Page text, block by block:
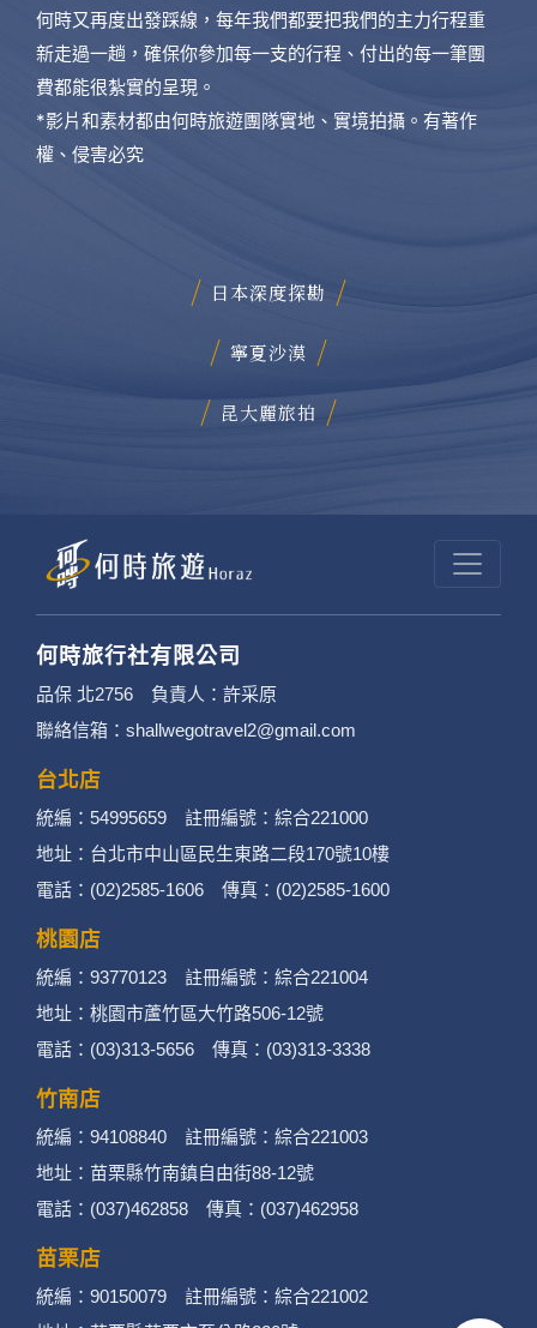
何時又再度出發踩線，每年我們都要把我們的主力行程重
新走過一趟，確保你參加每一支的行程、付出的每一筆團
費都能很紮實的呈現。
*影片和素材都由何時旅遊團隊實地、實境拍攝。有著作
權、侵害必究
日本深度探勘
寧夏沙漠
昆大麗旅拍
何時旅行社有限公司
品保 北2756 負責人：許采原
聯絡信箱：shallwegotravel2@gmail.com
台北店
統編：54995659 註冊編號：綜合221000
地址：台北市中山區民生東路二段170號10樓
電話：(02)2585-1606 傳真：(02)2585-1600
桃園店
統編：93770123 註冊編號：綜合221004
地址：桃園市蘆竹區大竹路506-12號
電話：(03)313-5656 傳真：(03)313-3338
竹南店
統編：94108840 註冊編號：綜合221003
地址：苗栗縣竹南鎮自由街88-12號
電話：(037)462858 傳真：(037)462958
苗栗店
統編：90150079 註冊編號：綜合221002